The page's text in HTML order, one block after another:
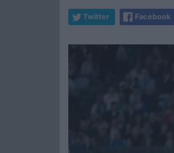
Twitter Facebook